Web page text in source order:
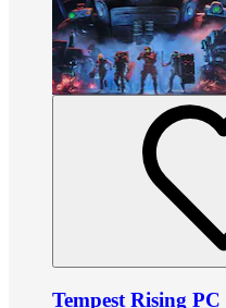
Tempest Rising PC